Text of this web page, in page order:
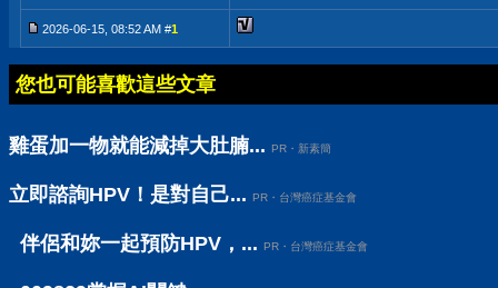
2026-06-15, 08:52 AM #1
您也可能喜歡這些文章
雞蛋加一物就能減掉大肚腩... PR・新素簡
立即諮詢HPV！是對自己... PR・台灣癌症基金會
伴侶和妳一起預防HPV，... PR・台灣癌症基金會